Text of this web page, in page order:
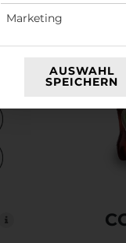
Marketing
AUSWAHL
SPEICHERN